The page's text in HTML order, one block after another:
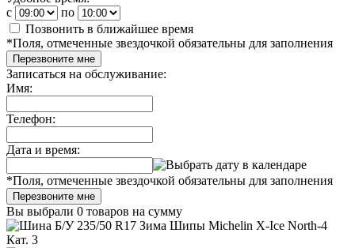
c
по
Позвонить в ближайшее время
*Поля, отмеченные звездочкой обязательны для заполнения
Перезвоните мне
Записаться на обслуживание:
Имя:
Телефон:
Дата и время:
*Поля, отмеченные звездочкой обязательны для заполнения
Перезвоните мне
Вы выбрали 0 товаров на сумму